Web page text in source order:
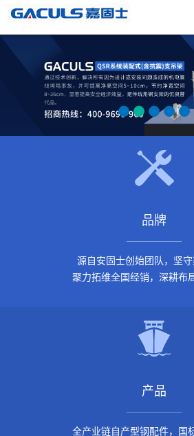
品牌
源自安固士创始团队，坚
聚力拓维全国经销，深耕布
产品
全产业链自产型钢配件，国